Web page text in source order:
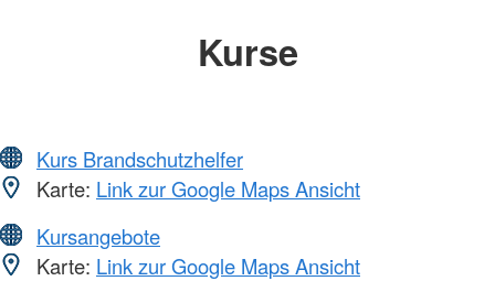
Kurse
Kurs Brandschutzhelfer
Karte: Link zur Google Maps Ansicht
Kursangebote
Karte: Link zur Google Maps Ansicht